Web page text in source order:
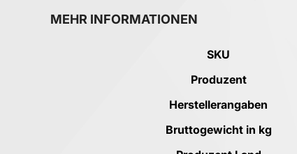
MEHR INFORMATIONEN
SKU
Produzent
Herstellerangaben
Bruttogewicht in kg